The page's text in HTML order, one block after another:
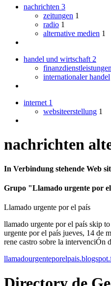
nachrichten 3
zeitungen 1
radio 1
alternative medien 1
handel und wirtschaft 2
finanzdienstleistungen
internationaler handel
internet 1
websiteerstellung 1
nachrichten
In Verbindung stehende Web
Grupo "Llamado urgente por
Llamado urgente por el país
llamado urgente por el país skip
urgente por el país jueves, 14 de
rene castro sobre la intervenciÓn